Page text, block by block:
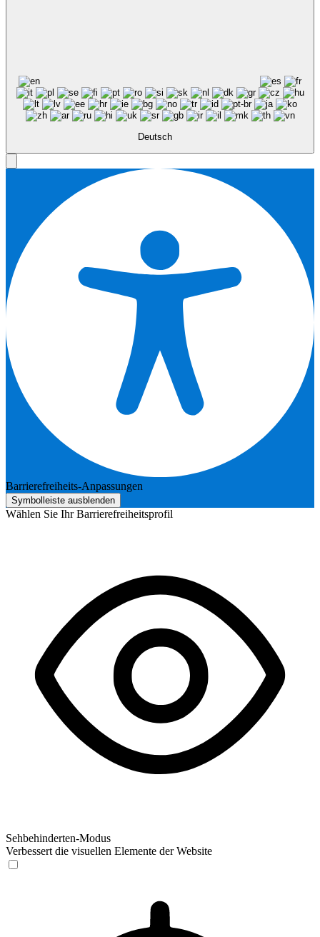
Deutsch
Barrierefreiheits-Anpassungen
Symbolleiste ausblenden
Wählen Sie Ihr Barrierefreiheitsprofil
Sehbehinderten-Modus
Verbessert die visuellen Elemente der Website